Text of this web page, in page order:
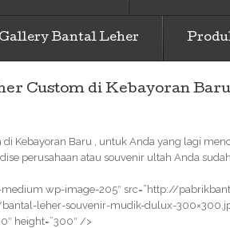
Gallery Bantal Leher
Custom di Kebayoran Baru
di Kebayoran Baru , untuk Anda yang lagi
perusahaan atau souvenir ultah Anda
medium wp-image-205″ src=”http://
leher-souvenir-mudik-dulux-
height=”300″ />